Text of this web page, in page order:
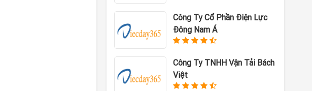
Công Ty Cổ Phần Điện Lực
Đông Nam Á
Công Ty TNHH Vận Tải Bách
Việt